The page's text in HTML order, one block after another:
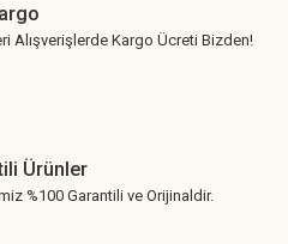
Alışverişlerde Kargo Ücreti Bizden!
Ürünler
%100 Garantili ve Orijinaldir.